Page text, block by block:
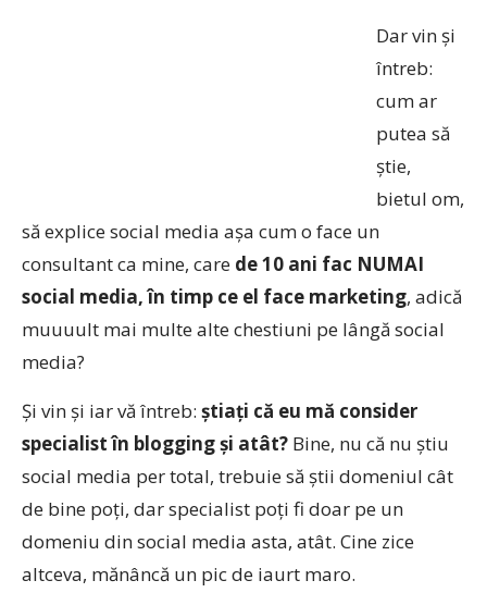
Dar vin și
întreb:
cum ar
putea să
știe,
bietul om,
să explice social media așa cum o face un
consultant ca mine, care de 10 ani fac NUMAI
social media, în timp ce el face marketing, adică
muuuult mai multe alte chestiuni pe lângă social
media?
Și vin și iar vă întreb: știați că eu mă consider
specialist în blogging și atât? Bine, nu că nu știu
social media per total, trebuie să știi domeniul cât
de bine poți, dar specialist poți fi doar pe un
domeniu din social media asta, atât. Cine zice
altceva, mănâncă un pic de iaurt maro.